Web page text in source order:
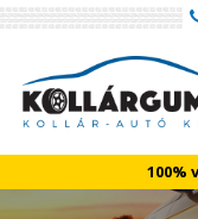
100%